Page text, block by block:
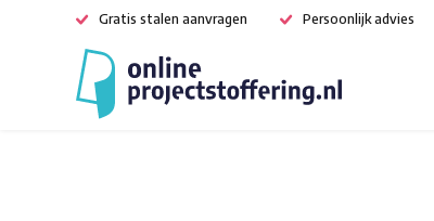
Gratis stalen aanvragen Persoonlijk advies